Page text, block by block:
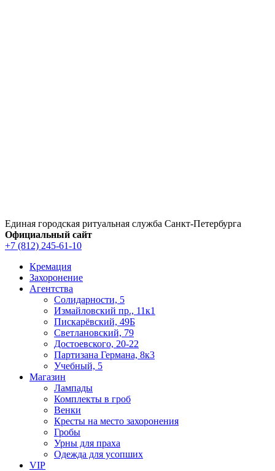
Единая городская ритуальная служба Санкт‑Петербурга
Официальный сайт
+7 (812) 245-61-10
Кремация
Захоронение
Агентства
Солидарности, 5
Измайловский пр., 11к1
Пискарёвский, 49Б
Светлановский, 79
Достоевского, 20-22
Партизана Германа, 8к3
Учебный, 5
Магазин
Лампады
Комплекты в гроб
Венки
Кресты на место захоронения
Гробы
Урны для праха
Одежда для усопших
VIP